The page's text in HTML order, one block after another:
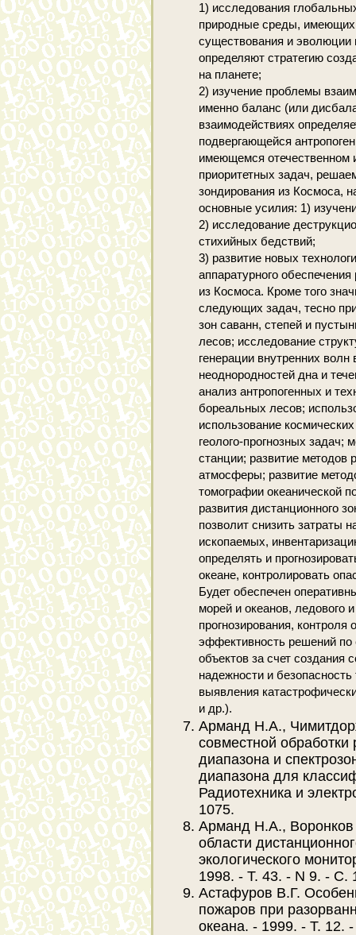
1) исследования
природные среды, имеющих
существования и
определяют стратегию
на планете;
2) изучение проблемы
именно баланс (или
взаимодействиях
подвергающейся
имеющемся
приоритетных задач,
зондирования из Космоса,
основные усилия: 1)
2) исследование
стихийных бедствий;
3) развитие новых
аппаратурного
из Космоса. Кроме того
следующих задач, тесно
зон саванн, степей и
лесов; исследование
генерации внутренних
неоднородностей дна и
анализ антропогенных и
бореальных лесов;
использование
геолого-прогнозных
станции; развитие методов
атмосферы; развитие
томографии океанической
развития дистанционного
позволит снизить затраты
ископаемых,
определять и
океане, контролировать
Будет обеспечен
морей и океанов, ледового
прогнозирования,
эффективность решений
объектов за счет создания
надежности и
выявления
и др.).
Арманд Н.А.,
совместной
диапазона и
диапазона для
Радиотехника и
1075.
Арманд Н.А.,
области
экологического
1998. - Т. 43. - N 9. - С.
Астафуров В.Г.
пожаров при
океана. - 1999. - T. 12.